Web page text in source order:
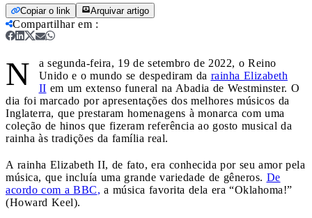
Copiar o link Arquivar artigo
Compartilhar em :
N
a segunda-feira, 19 de setembro de 2022, o Reino
Unido e o mundo se despediram da rainha Elizabeth
II em um extenso funeral na Abadia de Westminster. O
dia foi marcado por apresentações dos melhores músicos da
Inglaterra, que prestaram homenagens à monarca com uma
coleção de hinos que fizeram referência ao gosto musical da
rainha às tradições da família real.
A rainha Elizabeth II, de fato, era conhecida por seu amor pela
música, que incluía uma grande variedade de gêneros. De
acordo com a BBC, a música favorita dela era “Oklahoma!”
(Howard Keel).